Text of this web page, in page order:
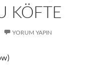
KÖFTE
YORUM YAPIN